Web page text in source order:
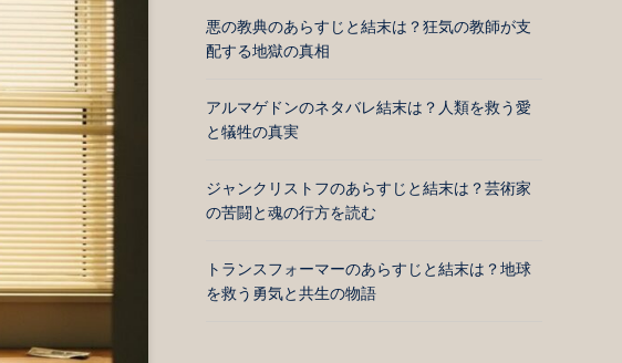
悪の教典のあらすじと結末は？狂気の教師が支
配する地獄の真相
アルマゲドンのネタバレ結末は？人類を救う愛
と犠牲の真実
ジャンクリストフのあらすじと結末は？芸術家
の苦闘と魂の行方を読む
トランスフォーマーのあらすじと結末は？地球
を救う勇気と共生の物語